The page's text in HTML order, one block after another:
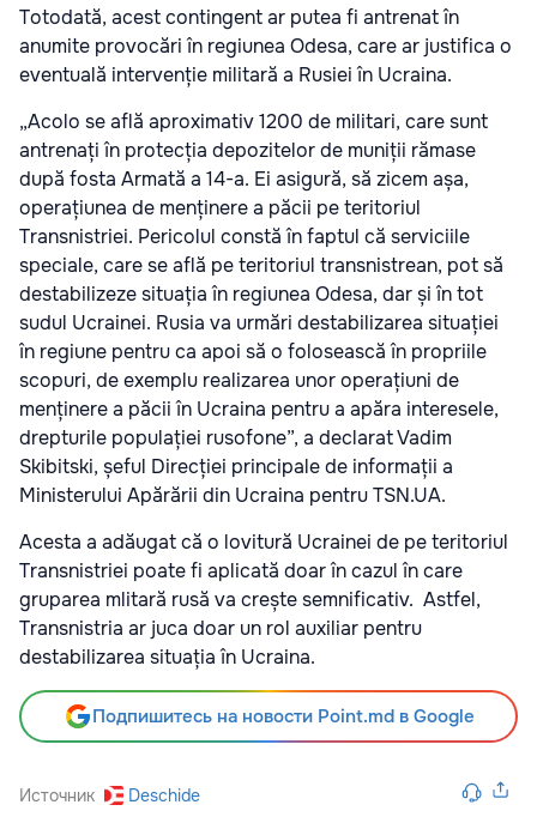
Totodată, acest contingent ar putea fi antrenat în
anumite provocări în regiunea Odesa, care ar justifica o
eventuală intervenție militară a Rusiei în Ucraina.
„Acolo se află aproximativ 1200 de militari, care sunt
antrenați în protecția depozitelor de muniții rămase
după fosta Armată a 14-a. Ei asigură, să zicem așa,
operațiunea de menținere a păcii pe teritoriul
Transnistriei. Pericolul constă în faptul că serviciile
speciale, care se află pe teritoriul transnistrean, pot să
destabilizeze situația în regiunea Odesa, dar și în tot
sudul Ucrainei. Rusia va urmări destabilizarea situației
în regiune pentru ca apoi să o folosească în propriile
scopuri, de exemplu realizarea unor operațiuni de
menținere a păcii în Ucraina pentru a apăra interesele,
drepturile populației rusofone”, a declarat Vadim
Skibitski, șeful Direcției principale de informații a
Ministerului Apărării din Ucraina pentru TSN.UA.
Acesta a adăugat că o lovitură Ucrainei de pe teritoriul
Transnistriei poate fi aplicată doar în cazul în care
gruparea mlitară rusă va crește semnificativ. Astfel,
Transnistria ar juca doar un rol auxiliar pentru
destabilizarea situația în Ucraina.
Подпишитесь на новости Point.md в Google
Источник Deschide